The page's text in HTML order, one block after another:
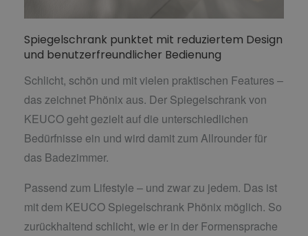
Spiegelschrank punktet mit reduziertem Design
und benutzerfreundlicher Bedienung
Schlicht, schön und mit vielen praktischen Features –
das zeichnet Phönix aus. Der Spiegelschrank von
KEUCO geht gezielt auf die unterschiedlichen
Bedürfnisse ein und wird damit zum Allrounder für
das Badezimmer.
Passend zum Lifestyle – und zwar zu jedem. Das ist
mit dem KEUCO Spiegelschrank Phönix möglich. So
zurückhaltend schlicht, wie er in der Formensprache